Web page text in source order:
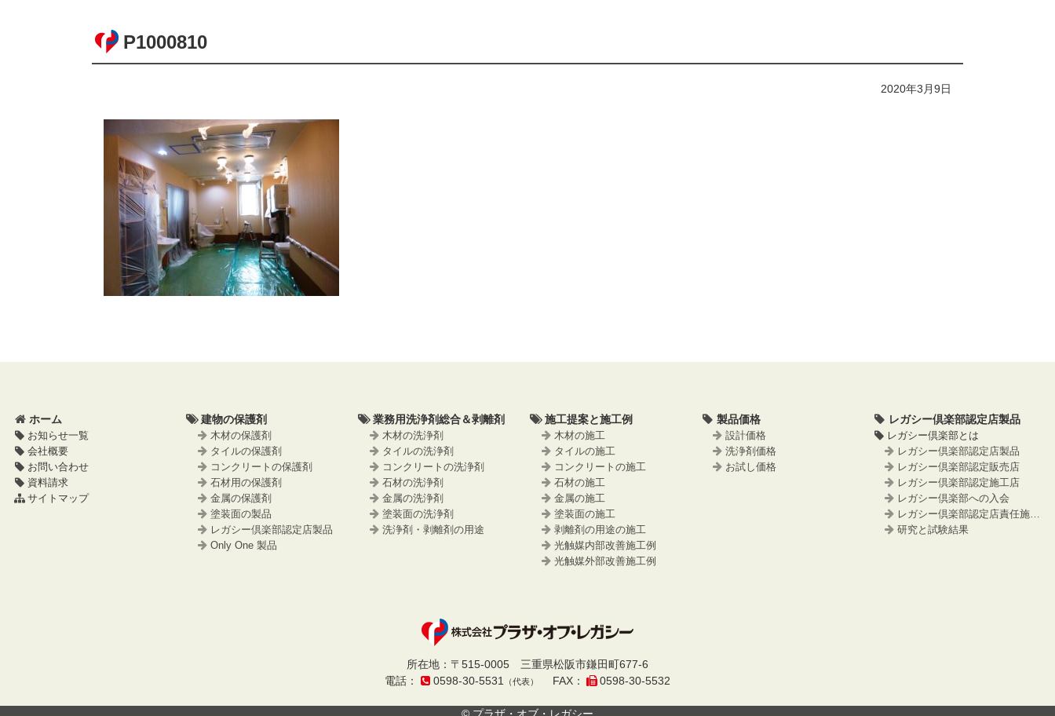
P1000810
2020年3月9日
ン
の
頭
戻
の
戻
ホーム
お知らせ一覧
会社概要
お問い合わせ
資料請求
サイトマップ
建物の保護剤
木材の保護剤
タイルの保護剤
コンクリートの保護剤
石材用の保護剤
金属の保護剤
塗装面の製品
レガシー倶楽部認定店製品
Only One 製品
業務用洗浄剤総合＆剥離剤
木材の洗浄剤
タイルの洗浄剤
コンクリートの洗浄剤
石材の洗浄剤
金属の洗浄剤
塗装面の洗浄剤
洗浄剤・剥離剤の用途
施工提案と施工例
木材の施工
タイルの施工
コンクリートの施工
石材の施工
金属の施工
塗装面の施工
剥離剤の用途の施工
光触媒内部改善施工例
光触媒外部改善施工例
製品価格
設計価格
洗浄剤価格
お試し価格
レガシー倶楽部認定店製品
レガシー倶楽部とは
レガシー倶楽部認定店製品
レガシー倶楽部認定販売店
レガシー倶楽部認定施工店
レガシー倶楽部への入会
レガシー倶楽部認定店責任施工事例
研究と試験結果
プラザ・オブ・
レガシー
所在地 ： 〒515-0005 三重県松阪市鎌田町677-6
電話 ： 0598-30-5531 （代表） FAX ： 0598-30-5532